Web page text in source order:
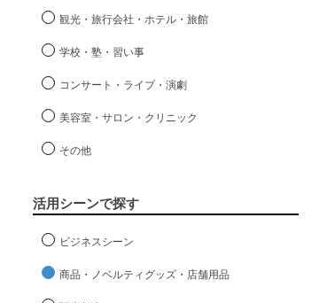
観光・旅行会社・ホテル・旅館
学校・塾・習い事
コンサート・ライブ・演劇
美容室・サロン・クリニック
その他
活用シーンで探す
ビジネスシーン
商品・ノベルティグッズ・店舗用品